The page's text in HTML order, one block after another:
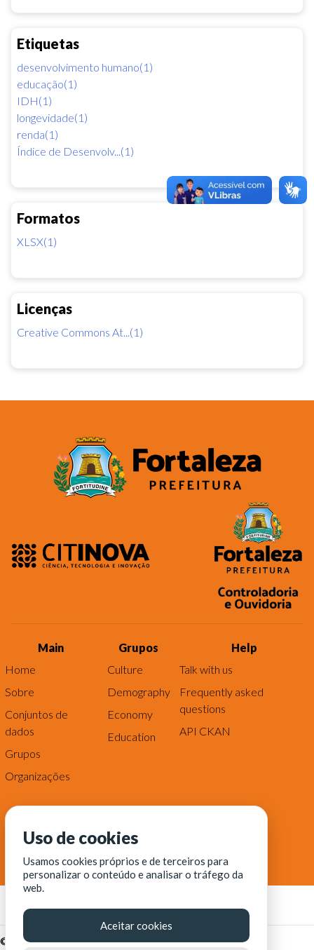
Etiquetas
desenvolvimento humano(1)
educação(1)
IDH(1)
longevidade(1)
renda(1)
Índice de Desenvolv...(1)
Formatos
XLSX(1)
Licenças
Creative Commons At...(1)
Main
Home
Sobre
Conjuntos de
dados
Grupos
Organizações
Grupos
Culture
Demography
Economy
Education
Help
Talk with us
Frequently asked
questions
API CKAN
© Fortaleza Digital || CITINOVA - Fundação de Ciência,
Uso de cookies
Usamos cookies próprios e de terceiros para
personalizar o conteúdo e analisar o tráfego da
web.
Aceitar cookies